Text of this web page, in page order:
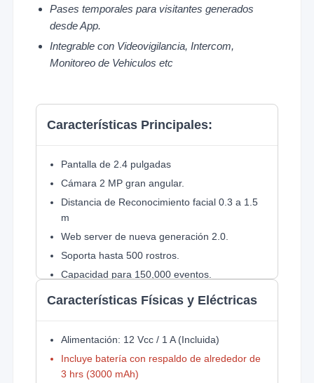
Pases temporales para visitantes generados
desde App.
Integrable con Videovigilancia, Intercom,
Monitoreo de Vehiculos etc
Características Principales:
Pantalla de 2.4 pulgadas
Cámara 2 MP gran angular.
Distancia de Reconocimiento facial 0.3 a 1.5
m
Web server de nueva generación 2.0.
Soporta hasta 500 rostros.
Capacidad para 150,000 eventos.
Soporta hasta 3,000 tarjetas PROX EM
Características Físicas y Eléctricas
Alimentación: 12 Vcc / 1 A (Incluida)
Incluye batería con respaldo de alrededor de
3 hrs (3000 mAh)